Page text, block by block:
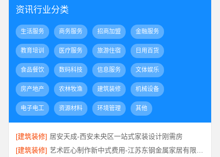
资讯行业分类
生活服务 商务服务 招商加盟 金融服务
教育培训 医疗服务 旅游住宿 日用百货
食品餐饮 数码科技 信息服务 文体娱乐
房产地产 农林牧渔 建筑装修 机械设备
电子电工 资源材料 环境管理 其他
[建筑装修] 居安天成-西安未央区一站式家装设计刚需房
[建筑装修]